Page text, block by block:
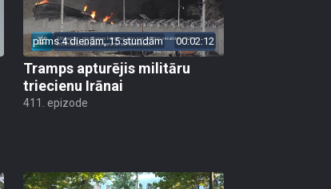
pirms 4 dienām, 15 stundām 00:02:12
Tramps apturējis militāru
triecienu Irānai
411. epizode